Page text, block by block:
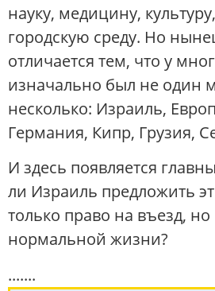
науку, медицину,
городскую среду. Но
отличается тем, что у
изначально был не один
несколько: Израиль,
Германия, Кипр, Грузия,
И здесь появляется
ли Израиль предложить
только право на въезд,
нормальной жизни?
.......